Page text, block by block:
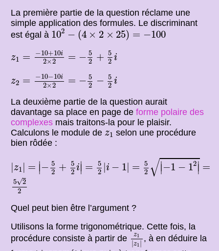
La première partie de la question réclame une
simple application des formules. Le discriminant
est égal à 102 − (4 × 2 × 25) = −100
102−(4×2×25)=−100
z1 = −10+10i
2×2
10+ 10
= − 5
2
+ 5
2 i
2+ 2i
z2 = −10−10i
2×2
10− 10
= − 5
2
− 5
2 i
2− 2i
La deuxième partie de la question aurait
davantage sa place en page deforme polaire des
complexes mais traitons-la pour le plaisir.
Calculons le module dez1
z1 selon une procédure
bien rôdée :
|z1|
| 1 =
= ∣∣− 5
2 +
5
2 i∣∣
| 52 2 i|
=
=
5
2 |i − 1|
5 2 | 1|
=
=
5
2 √∣∣−1 − 12∣∣
−1−12|
=
=
5√2
2
5 22
Quel peut bien être l’argument ?
Utilisons la forme trigonométrique. Cette fois, la
procédure consiste à partir de
z1
|z1
z1|z1|
, à en déduire la